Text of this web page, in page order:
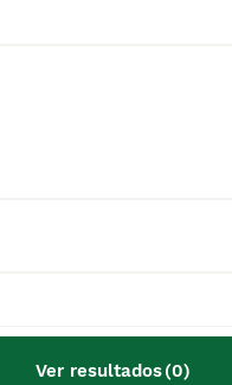
Ver resultados(0)
opciones antes
tipos de